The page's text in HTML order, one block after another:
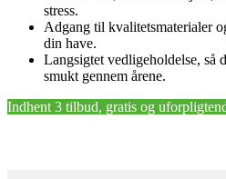
stress.
Adgang til kvalitetsmaterialer
din have.
Langsigtet vedligeholdelse, så
smukt gennem årene.
Indhent 3 tilbud, gratis og